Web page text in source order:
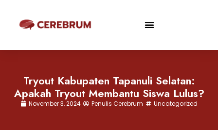
Tryout Kabupaten Tapanuli Selatan:
Apakah Tryout Membantu Siswa Lulus?
November 3, 2024 Penulis Cerebrum Uncategorized